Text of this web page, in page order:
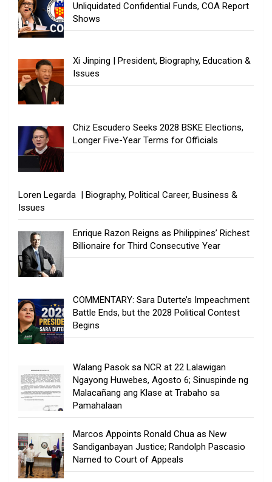
Unliquidated Confidential Funds, COA Report
Shows
Xi Jinping | President, Biography, Education &
Issues
Chiz Escudero Seeks 2028 BSKE Elections,
Longer Five-Year Terms for Officials
Loren Legarda | Biography, Political Career, Business &
Issues
Enrique Razon Reigns as Philippines’ Richest
Billionaire for Third Consecutive Year
COMMENTARY: Sara Duterte’s Impeachment
Battle Ends, but the 2028 Political Contest
Begins
Walang Pasok sa NCR at 22 Lalawigan
Ngayong Huwebes, Agosto 6; Sinuspinde ng
Malacañang ang Klase at Trabaho sa
Pamahalaan
Marcos Appoints Ronald Chua as New
Sandiganbayan Justice; Randolph Pascasio
Named to Court of Appeals